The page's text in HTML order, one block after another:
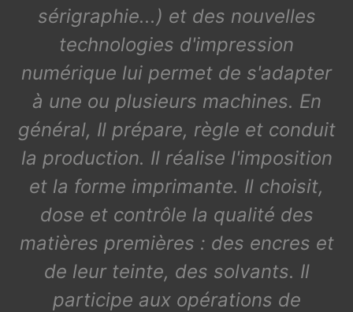
sérigraphie...) et des nouvelles
technologies d'impression
numérique lui permet de s'adapter
à une ou plusieurs machines. En
général, Il prépare, règle et conduit
la production. Il réalise l'imposition
et la forme imprimante. Il choisit,
dose et contrôle la qualité des
matières premières : des encres et
de leur teinte, des solvants. Il
participe aux opérations de